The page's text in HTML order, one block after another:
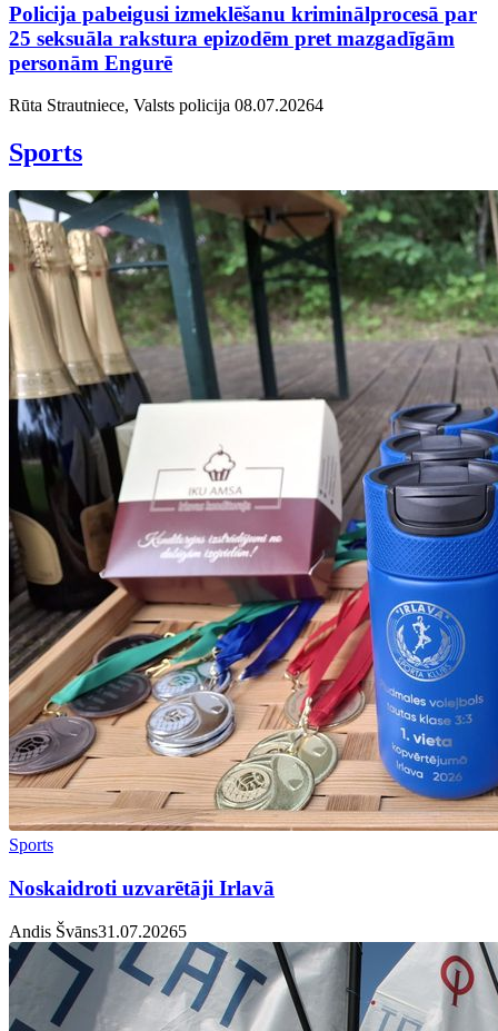
Policija pabeigusi izmeklēšanu kriminālprocesā par
25 seksuāla rakstura epizodēm pret mazgadīgām
personām Engurē
Rūta Strautniece, Valsts policija 08.07.20264
Sports
Sports
Noskaidroti uzvarētāji Irlavā
Andis Švāns31.07.20265